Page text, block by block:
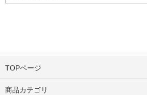
TOPページ
商品カテゴリ